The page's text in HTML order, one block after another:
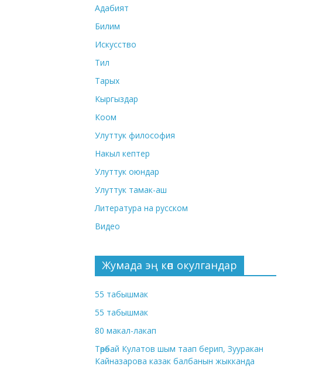
Адабият
Билим
Искусство
Тил
Тарых
Кыргыздар
Коом
Улуттук философия
Накыл кептер
Улуттук оюндар
Улуттук тамак-аш
Литература на русском
Видео
Жумада эң көп окулгандар
55 табышмак
55 табышмак
80 макал-лакап
Төрөбай Кулатов шым таап берип, Зууракан
Кайназарова казак балбанын жыкканда